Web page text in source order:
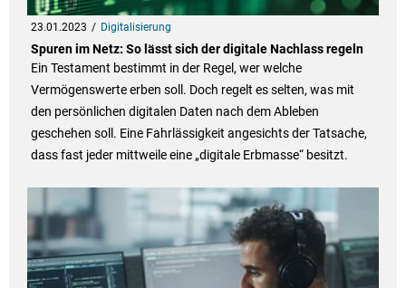
23.01.2023 Digitalisierung
Spuren im Netz: So lässt sich der digitale Nachlass regeln
Ein Testament bestimmt in der Regel, wer welche
Vermögenswerte erben soll. Doch regelt es selten, was mit
den persönlichen digitalen Daten nach dem Ableben
geschehen soll. Eine Fahrlässigkeit angesichts der Tatsache,
dass fast jeder mittweile eine „digitale Erbmasse“ besitzt.